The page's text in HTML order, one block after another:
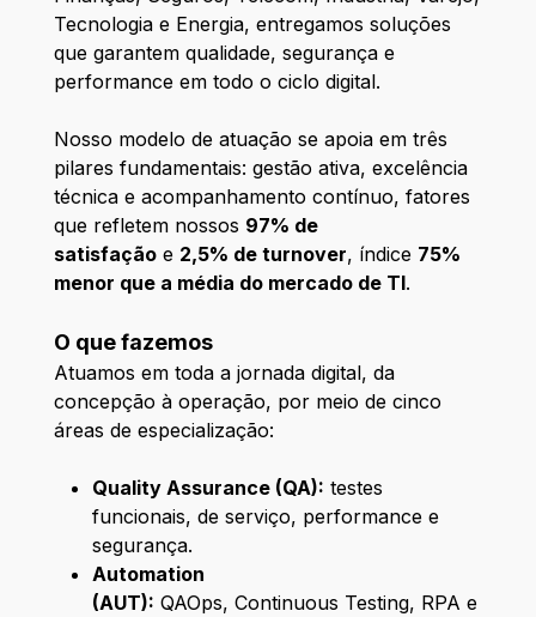
Tecnologia e Energia, entregamos soluções
que garantem qualidade, segurança e
performance em todo o ciclo digital.
Nosso modelo de atuação se apoia em três
pilares fundamentais: gestão ativa, excelência
técnica e acompanhamento contínuo, fatores
que refletem nossos 97% de
satisfaçãoe 2,5% de turnover, índice 75%
menor que a média do mercado de TI.
O que fazemos
Atuamos em toda a jornada digital, da
concepção à operação, por meio de cinco
áreas de especialização:
Quality Assurance (QA): testes
funcionais, de serviço, performance e
segurança.
Automation
(AUT): QAOps, Continuous Testing, RPA e